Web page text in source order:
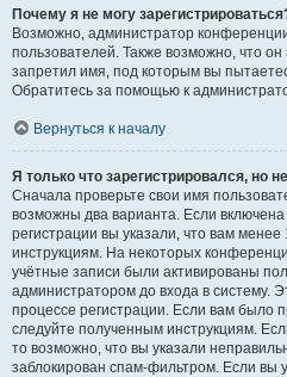
Почему я не могу
Возможно, администратор
пользователей. Также возможно, что
запретил имя, под которым вы
Обратитесь за помощью к
Вернуться к началу
Я только что зарегистрировался, но
Сначала проверьте свои имя
возможны два варианта. Если
регистрации вы указали, что вам
инструкциям. На некоторых
учётные записи были активированы
администратором до входа в систему.
процессе регистрации. Если вам было
следуйте полученным инструкциям.
то возможно, что вы указали
заблокирован спам-фильтром. Если вы